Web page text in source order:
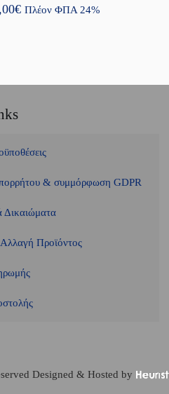
€ Πλέον ΦΠΑ 24%
& συμμόρφωση GDPR
Δικαιώματα
Προϊόντος
Designed & Hosted by